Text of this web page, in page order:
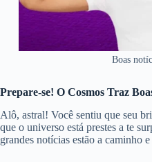
Boas
Prepare-se! O Cosmos Traz
Alô, astral! Você sentiu que seu
que o universo está prestes a te
grandes notícias estão a caminho